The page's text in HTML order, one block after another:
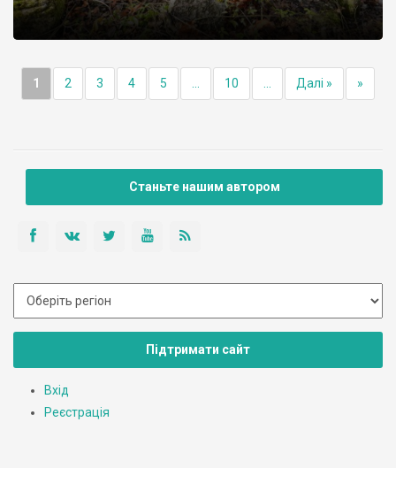
1 2 3 4 5 10 Далі » »
Станьте нашим автором
Підтримати сайт
Вхід
Реєстрація